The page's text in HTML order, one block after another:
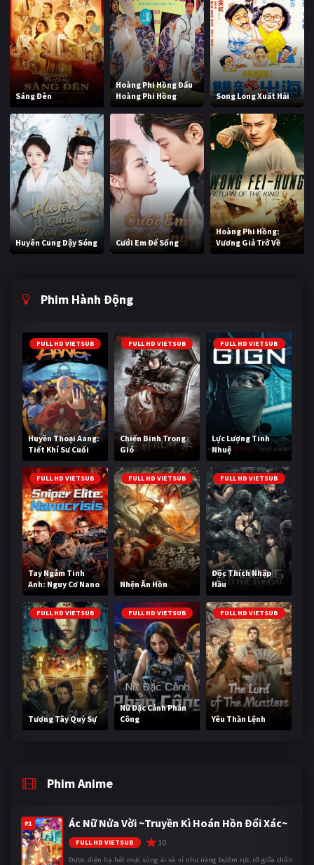
Sáng Đèn
Hoàng Phi Hồng Đấu
Hoàng Phi Hồng
Song Long Xuất Hải
Huyên Cung Dậy Sóng Cưới Em Để Sống
Hoàng Phi Hồng:
Vương Giả Trở Về
Phim Hành Động
FULL HD VIETSUB
Huyền Thoại Aang:
Tiết Khí Sư Cuối
Cùng
FULL HD VIETSUB
Chiến Binh Trong
Gió
FULL HD VIETSUB
Lực Lượng Tinh
Nhuệ
FULL HD VIETSUB
Tay Ngắm Tinh
Anh: Nguy Cơ Nano
FULL HD VIETSUB
Nhện Ăn Hồn
FULL HD VIETSUB
Độc Thích Nhập
Hầu
FULL HD VIETSUB
Tương Tây Quỷ Sự
FULL HD VIETSUB
Nữ Đặc Cảnh Phản
Công
FULL HD VIETSUB
Yêu Thần Lệnh
Phim Anime
#1 Ác Nữ Nửa Vời ~Truyền Kì Hoán Hồn Đổi Xác~
FULL HD VIETSUB 10
Được điện hạ hết mực sủng ái và ví như nàng bướm rực rỡ giữa chốn